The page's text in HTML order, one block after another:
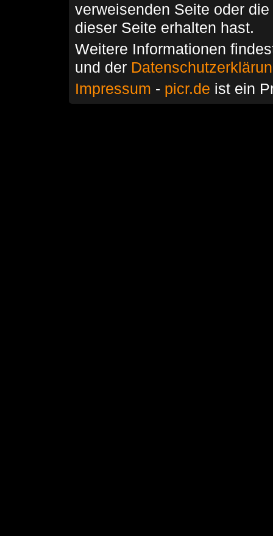
verweisenden Seite oder
dieser Seite erhalten hast.
Weitere Informationen
und der
Impressum - picr.de ist ein